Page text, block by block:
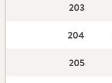
203
204
205